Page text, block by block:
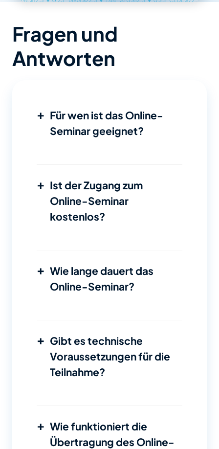
Fragen und
Antworten
+ Für wen ist das Online-
Seminar geeignet?
+ Ist der Zugang zum
Online-Seminar
kostenlos?
+ Wie lange dauert das
Online-Seminar?
+ Gibt es technische
Voraussetzungen für die
Teilnahme?
+ Wie funktioniert die
Übertragung des Online-